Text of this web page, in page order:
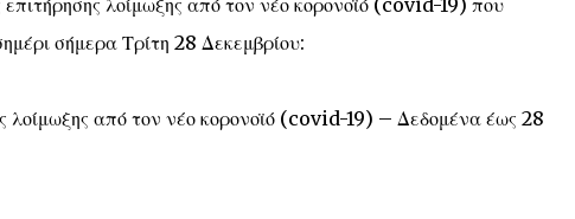
επιτήρησης λοίμωξης από τον νέο κορονοϊό (covid-19) που
σήμερα Τρίτη 28 Δεκεμβρίου:
λοίμωξης από τον νέο κορονοϊό (covid-19) – Δεδομένα έως 28